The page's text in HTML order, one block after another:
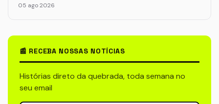
05 ago 2026
📰 RECEBA NOSSAS NOTÍCIAS
Histórias direto da quebrada, toda semana no
seu email